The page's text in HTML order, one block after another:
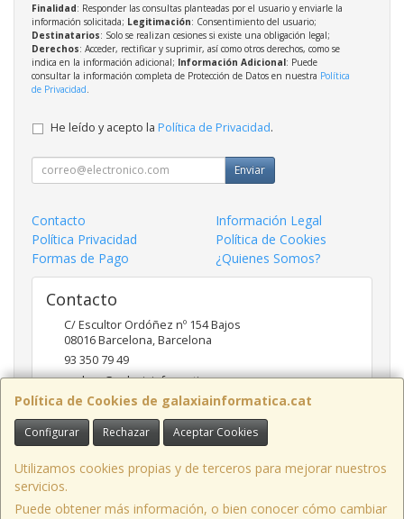
Política de Cookies de galaxiainformatica.cat
Configurar Rechazar Aceptar Cookies
Utilizamos cookies propias y de terceros para mejorar nuestros
servicios.
Puede obtener más información, o bien conocer cómo cambiar
Finalidad: Responder las consultas planteadas por el usuario y enviarle la
información solicitada; Legitimación: Consentimiento del usuario;
Destinatarios: Solo se realizan cesiones si existe una obligación legal;
Derechos: Acceder, rectificar y suprimir, así como otros derechos, como se
indica en la información adicional; Información Adicional: Puede
consultar la información completa de Protección de Datos en nuestra Política
de Privacidad.
He leído y acepto la Política de Privacidad.
Enviar
Contacto
Información Legal
Política Privacidad
Política de Cookies
Formas de Pago
¿Quienes Somos?
Contacto
C/ Escultor Ordóñez nº 154 Bajos
08016Barcelona,Barcelona
93 350 79 49
andreu@galaxiainformatica.com
Horario
9:00-17:30 de Lunes a Jueves / 9:00-15:00 los Viernes